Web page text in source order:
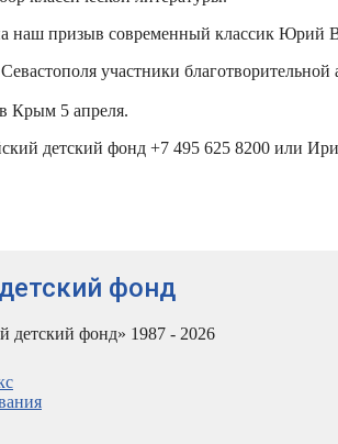
наш призыв современный классик Юрий
участники
Крым 5 апреля.
детский фонд +7 495 625 8200 или
фонд
фонд» 1987 - 2026